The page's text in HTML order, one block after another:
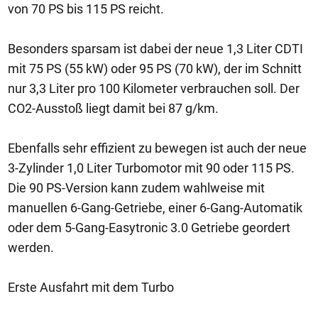
von 70 PS bis 115 PS reicht.
Besonders sparsam ist dabei der neue 1,3 Liter CDTI
mit 75 PS (55 kW) oder 95 PS (70 kW), der im Schnitt
nur 3,3 Liter pro 100 Kilometer verbrauchen soll. Der
CO2-Ausstoß liegt damit bei 87 g/km.
Ebenfalls sehr effizient zu bewegen ist auch der neue
3-Zylinder 1,0 Liter Turbomotor mit 90 oder 115 PS.
Die 90 PS-Version kann zudem wahlweise mit
manuellen 6-Gang-Getriebe, einer 6-Gang-Automatik
oder dem 5-Gang-Easytronic 3.0 Getriebe geordert
werden.
Erste Ausfahrt mit dem Turbo